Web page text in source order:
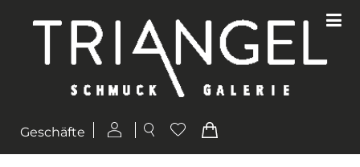
Geschäfte